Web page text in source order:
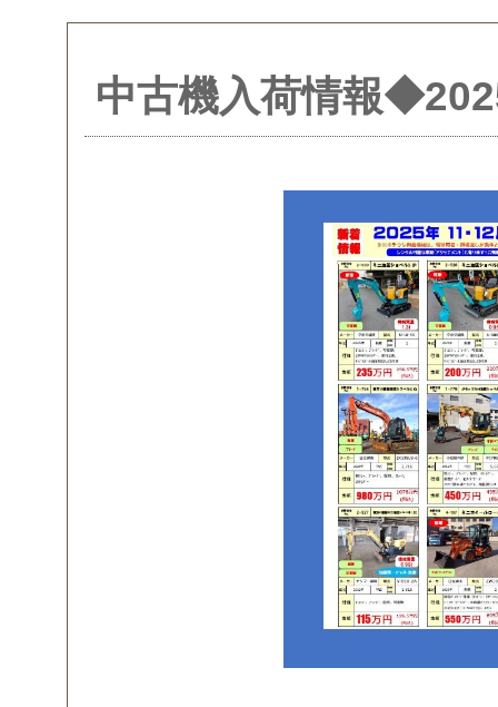
中古機入荷情報